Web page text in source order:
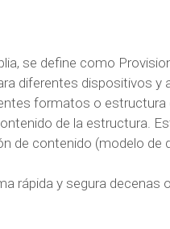
se define como
diferentes dispositivos y
formatos o estructura
de la estructura.
de contenido (modelo de
rápida y segura decenas